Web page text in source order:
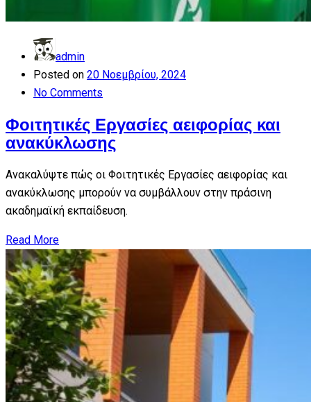
admin
Posted on 20 Νοεμβρίου, 2024
No Comments
Φοιτητικές Εργασίες αειφορίας και
ανακύκλωσης
Ανακαλύψτε πώς οι Φοιτητικές Εργασίες αειφορίας και
ανακύκλωσης μπορούν να συμβάλλουν στην πράσινη
ακαδημαϊκή εκπαίδευση.
Read More